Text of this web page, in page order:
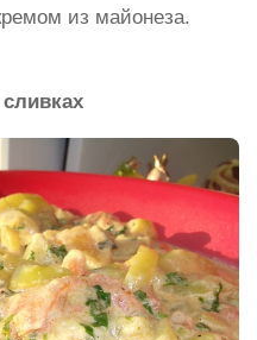
из майонеза.